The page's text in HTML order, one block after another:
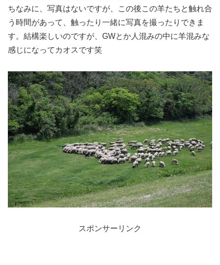
ちなみに、写真はないですが、この後この羊たちと触れ合
う時間があって、触ったり一緒に写真を撮ったりできま
す。結構楽しいのですが、GWとか人混みの中に羊混みな
感じになってカオスです笑
スポンサーリンク